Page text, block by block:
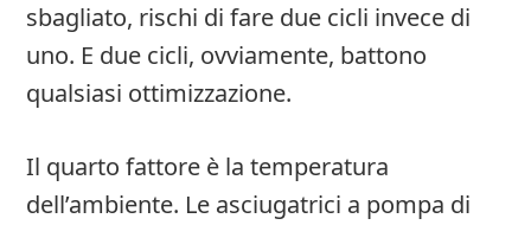
sbagliato, rischi di fare due cicli invece di
uno. E due cicli, ovviamente, battono
qualsiasi ottimizzazione.
Il quarto fattore è la temperatura
dell’ambiente. Le asciugatrici a pompa di